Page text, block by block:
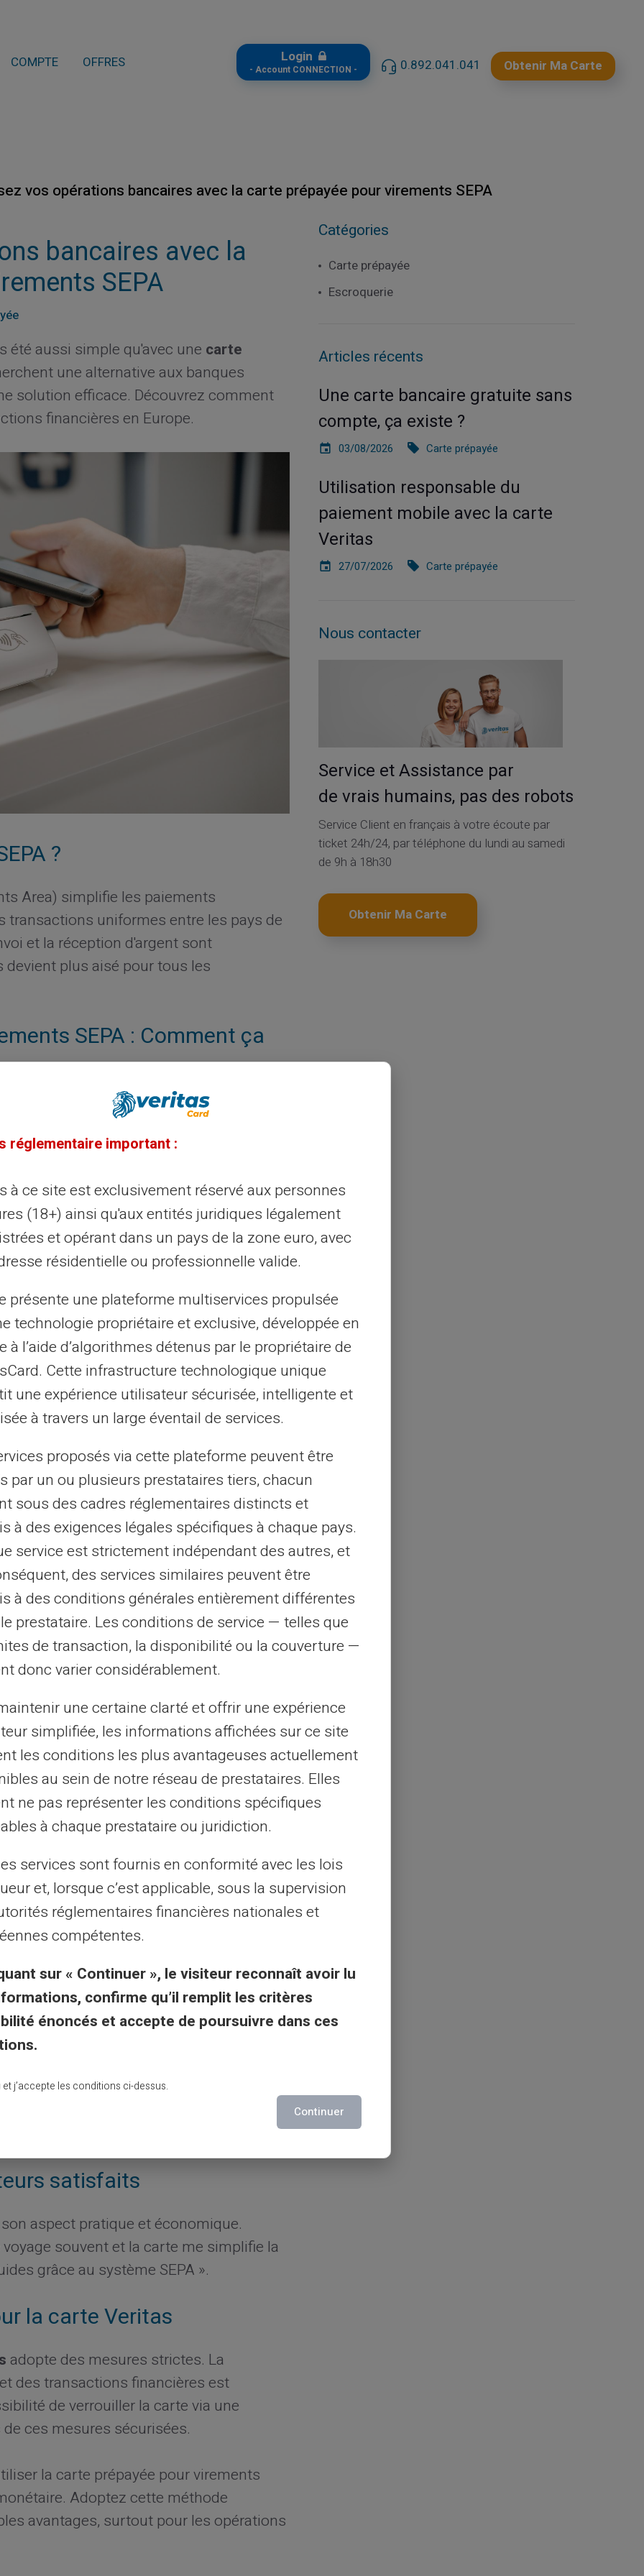
COMPTE OFFRES Login
- Account CONNECTION - 0.892.041.041 Obtenir Ma Carte
vos opérations bancaires avec la carte prépayée pour virements SEPA
bancaires avec la
SEPA
été aussi simple qu'avec une carte
une alternative aux banques
solution efficace. Découvrez comment
financières en Europe.
?
Area) simplifie les paiements
uniformes entre les pays de
et la réception d'argent sont
plus aisé pour tous les
SEPA : Comment ça
Veritas fonctionne sur le réseau
des achats en ligne ou en
Vous pouvez réaliser des virements
bancaire classique. Son usage est
pour les virements
une interface conviviale.
avez chargé sur votre carte.
de l'argent au-delà des frontières
avec une gestion
pour virements SEPA est sa
ou ordinateur, vous accédez à
sa carte peut se faire par virement, en
ou entrepreneurs, la carte Veritas se
répond à divers besoins : gestion
dépenses personnelles et
en voyage
sa Carte prépayée
pour virements
retire de l'argent sans frais cachés. Il
lors de retraits dans d'autres
?
bancaire. Ceux qui souhaitent
pleinement de ses services.
de votre carte prépayée
de retrait pour une gestion totale.
commissions éventuelles lors de
satisfaits
aspect pratique et économique.
souvent et la carte me simplifie la
grâce au système SEPA ».
la carte Veritas
adopte des mesures strictes. La
des transactions financières est
de verrouiller la carte via une
ces mesures sécurisées.
la carte prépayée pour virements
Adoptez cette méthode
avantages, surtout pour les opérations
Catégories
Carte prépayée
Escroquerie
Articles récents
Une carte bancaire gratuite sans
compte, ça existe ?
03/08/2026 Carte prépayée
Utilisation responsable du
paiement mobile avec la carte
Veritas
27/07/2026 Carte prépayée
Nous contacter
Service et Assistance par
de vrais humains, pas des robots
Service Client en français à votre écoute par
ticket 24h/24, par téléphone du lundi au samedi
de 9h à 18h30
Obtenir Ma Carte
réglementaire important :
à ce site est exclusivement réservé aux personnes
(18+) ainsi qu'aux entités juridiques légalement
et opérant dans un pays de la zone euro, avec
résidentielle ou professionnelle valide.
présente une plateforme multiservices propulsée
technologie propriétaire et exclusive, développée en
à l’aide d’algorithmes détenus par le propriétaire de
Cette infrastructure technologique unique
une expérience utilisateur sécurisée, intelligente et
à travers un large éventail de services.
proposés via cette plateforme peuvent être
par un ou plusieurs prestataires tiers, chacun
sous des cadres réglementaires distincts et
à des exigences légales spécifiques à chaque pays.
service est strictement indépendant des autres, et
des services similaires peuvent être
à des conditions générales entièrement différentes
prestataire. Les conditions de service — telles que
de transaction, la disponibilité ou la couverture —
donc varier considérablement.
une certaine clarté et offrir une expérience
simplifiée, les informations affichées sur ce site
les conditions les plus avantageuses actuellement
au sein de notre réseau de prestataires. Elles
ne pas représenter les conditions spécifiques
à chaque prestataire ou juridiction.
services sont fournis en conformité avec les lois
et, lorsque c’est applicable, sous la supervision
réglementaires financières nationales et
compétentes.
sur « Continuer », le visiteur reconnaît avoir lu
confirme qu’il remplit les critères
énoncés et accepte de poursuivre dans ces
et j’accepte les conditions ci-dessus.
Continuer